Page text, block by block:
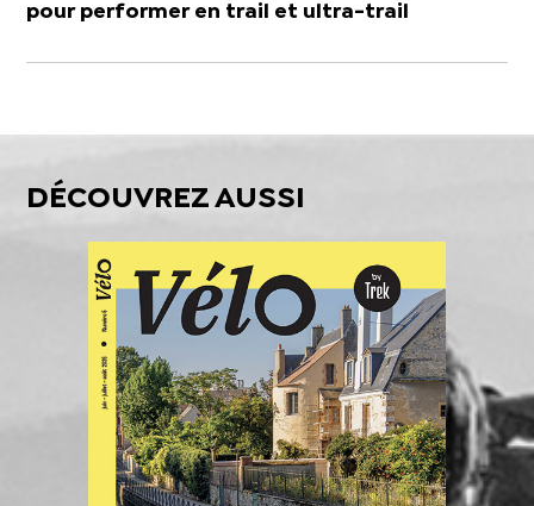
pour performer en trail et ultra-trail
DÉCOUVREZ AUSSI